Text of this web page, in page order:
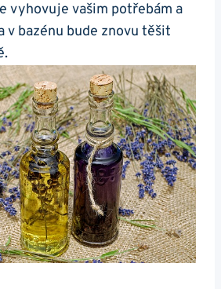
vyhovuje vašim potřebám a
v bazénu bude znovu těšit